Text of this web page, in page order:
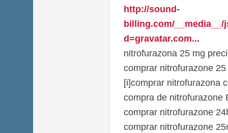
http://sound-
billing.com/
d=gravatar.com...
nitrofurazona 25 mg
comprar nitrofurazone
[i]comprar nitrofurazona
compra de nitrofurazone
comprar nitrofurazone
comprar nitrofurazone